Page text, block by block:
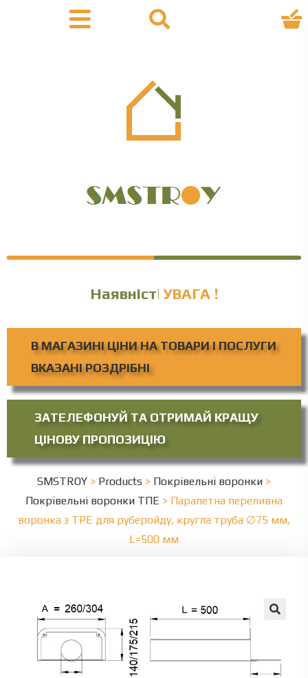
Наявність уточн УВАГА !
В МАГАЗИНІ ЦІНИ НА ТОВАРИ І ПОСЛУГИ
ВКАЗАНІ РОЗДРІБНІ
ЗАТЕЛЕФОНУЙ ТА ОТРИМАЙ КРАЩУ
ЦІНОВУ ПРОПОЗИЦІЮ
SMSTROY > Products > Покрівельні воронки >
Покрівельні воронки ТПЕ > Парапетна переливна
воронка з ТPЕ для руберойду, кругла труба ∅75 мм,
L=500 мм